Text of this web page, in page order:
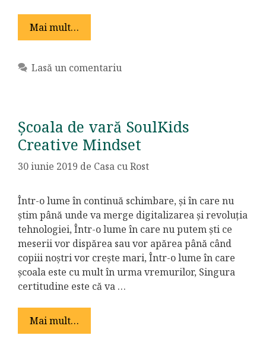
Mai mult…
Lasă un comentariu
Școala de vară SoulKids
Creative Mindset
30 iunie 2019 de Casa cu Rost
Într-o lume în continuă schimbare, și în care nu
știm până unde va merge digitalizarea și revoluția
tehnologiei, Într-o lume în care nu putem ști ce
meserii vor dispărea sau vor apărea până când
copiii noștri vor crește mari, Într-o lume în care
școala este cu mult în urma vremurilor, Singura
certitudine este că va …
Mai mult…